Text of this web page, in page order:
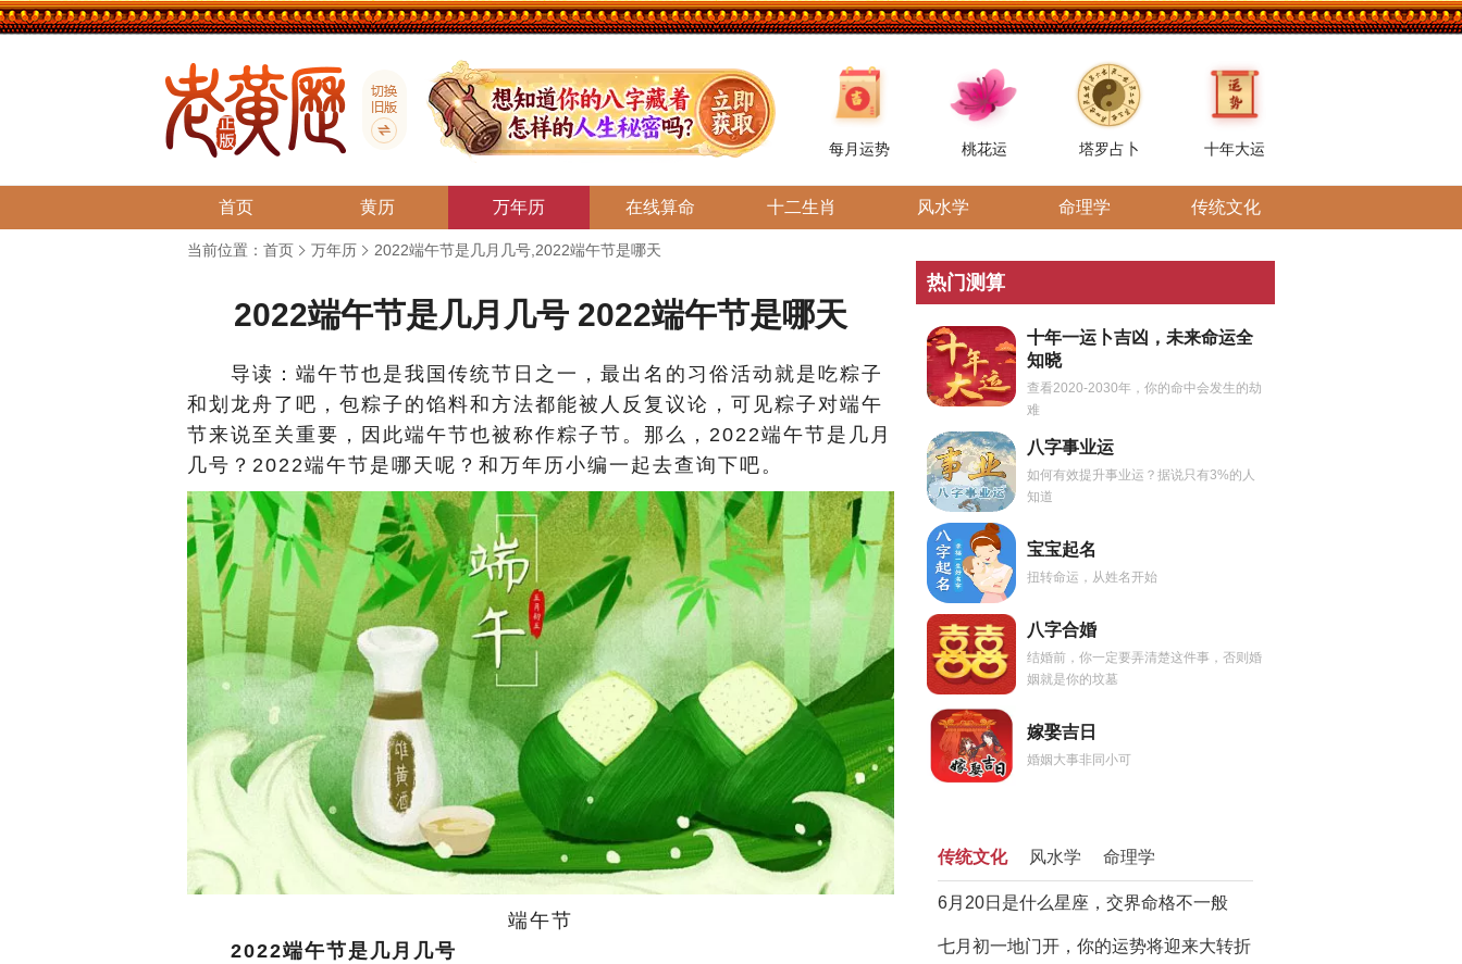
每月运势 桃花运 塔罗占卜 十年大运
首页 黄历 万年历 在线算命 十二生肖 风水学 命理学 传统文化
当前位置： 首页 万年历 2022端午节是几月几号,2022端午节是哪天
2022端午节是几月几号 2022端午节是哪天
导读：端午节也是我国传统节日之一，最出名的习俗活动就是吃粽子
和划龙舟了吧，包粽子的馅料和方法都能被人反复议论，可见粽子对端午
节来说至关重要，因此端午节也被称作粽子节。那么，2022端午节是几月
几号？2022端午节是哪天呢？和万年历小编一起去查询下吧。
端午节
2022端午节是几月几号
热门测算
十年一运卜吉凶，未来命运全
知晓
查看2020-2030年，你的命中会发生的劫
难
八字事业运
如何有效提升事业运？据说只有3%的人
知道
宝宝起名
扭转命运，从姓名开始
八字合婚
结婚前，你一定要弄清楚这件事，否则婚
姻就是你的坟墓
嫁娶吉日
婚姻大事非同小可
传统文化 风水学 命理学
6月20日是什么星座，交界命格不一般
七月初一地门开，你的运势将迎来大转折